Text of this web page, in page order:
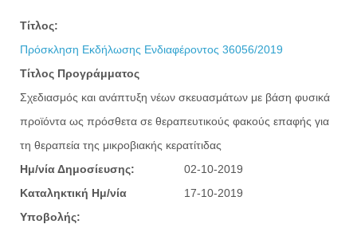
Τίτλος:
Πρόσκληση Εκδήλωσης Ενδιαφέροντος 36056/2019
Τίτλος Προγράμματος
Σχεδιασμός και ανάπτυξη νέων σκευασμάτων με βάση φυσικά
προϊόντα ως πρόσθετα σε θεραπευτικούς φακούς επαφής για
τη θεραπεία της μικροβιακής κερατίτιδας
Ημ/νία Δημοσίευσης:
02-10-2019
Καταληκτική Ημ/νία
Υποβολής:
17-10-2019